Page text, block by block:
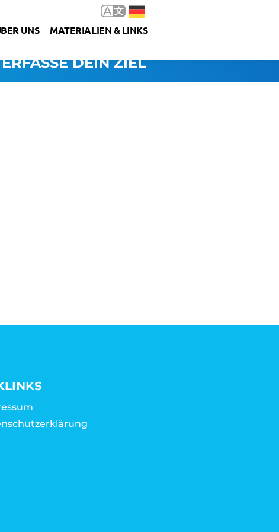
UNS MATERIALIEN & LINKS
DEIN ZIEL